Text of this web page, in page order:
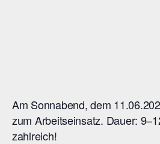
Am Sonnabend, dem
zum Arbeitseinsatz. Dauer:
zahlreich!